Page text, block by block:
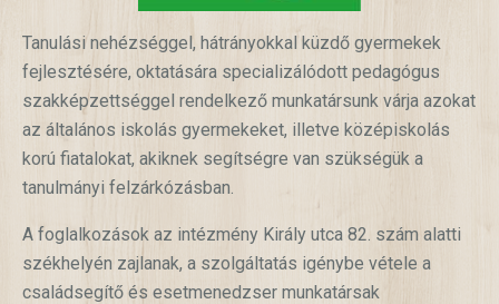
Tanulási nehézséggel, hátrányokkal küzdő gyermekek
fejlesztésére, oktatására specializálódott pedagógus
szakképzettséggel rendelkező munkatársunk várja azokat
az általános iskolás gyermekeket, illetve középiskolás
korú fiatalokat, akiknek segítségre van szükségük a
tanulmányi felzárkózásban.
A foglalkozások az intézmény Király utca 82. szám alatti
székhelyén zajlanak, a szolgáltatás igénybe vétele a
családsegítő és esetmenedzser munkatársak